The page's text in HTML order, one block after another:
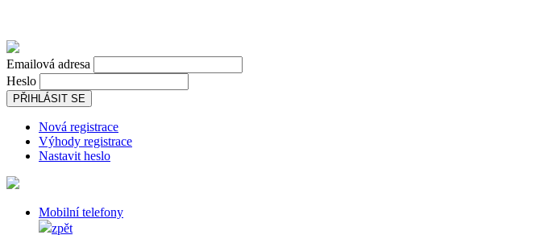
Emailová adresa
Heslo
PŘIHLÁSIT SE
Nová registrace
Výhody registrace
Nastavit heslo
Mobilní telefony
zpět